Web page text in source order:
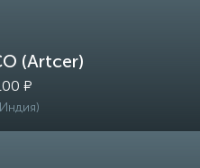
(Artcer)
₽